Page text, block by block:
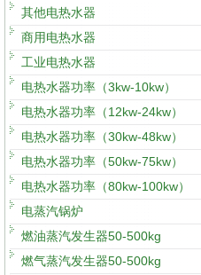
其他电热水器
商用电热水器
工业电热水器
电热水器功率（3kw-10kw）
电热水器功率（12kw-24kw）
电热水器功率（30kw-48kw）
电热水器功率（50kw-75kw）
电热水器功率（80kw-100kw）
电蒸汽锅炉
燃油蒸汽发生器50-500kg
燃气蒸汽发生器50-500kg